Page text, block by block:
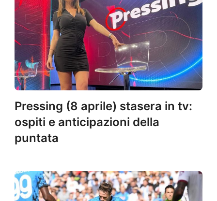
Pressing (8 aprile) stasera in tv:
ospiti e anticipazioni della
puntata